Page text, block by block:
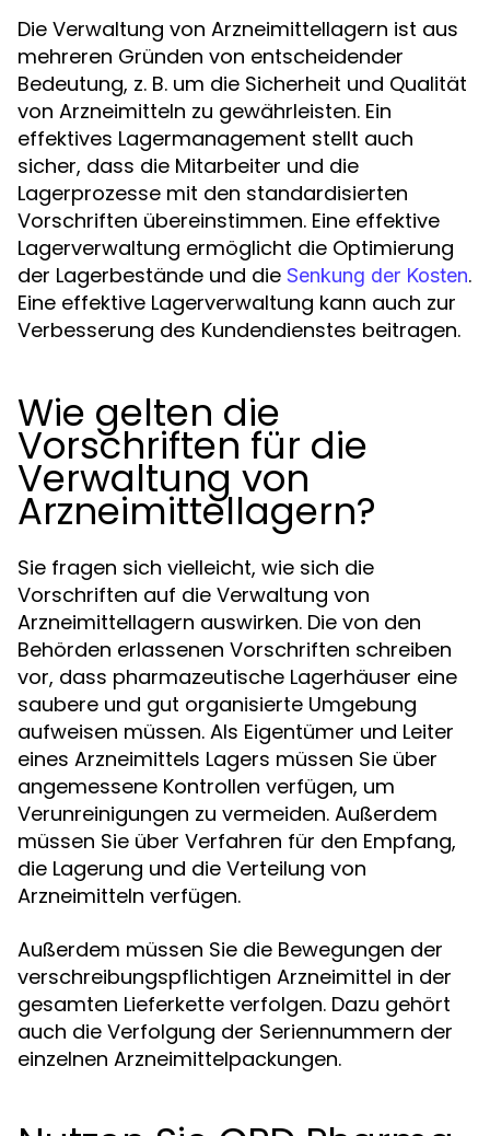
Die Verwaltung von Arzneimittellagern ist aus
mehreren Gründen von entscheidender
Bedeutung, z. B. um die Sicherheit und Qualität
von Arzneimitteln zu gewährleisten. Ein
effektives Lagermanagement stellt auch
sicher, dass die Mitarbeiter und die
Lagerprozesse mit den standardisierten
Vorschriften übereinstimmen. Eine effektive
Lagerverwaltung ermöglicht die Optimierung
der Lagerbestände und die Senkung der Kosten.
Eine effektive Lagerverwaltung kann auch zur
Verbesserung des Kundendienstes beitragen.
Wie gelten die
Vorschriften für die
Verwaltung von
Arzneimittellagern?
Sie fragen sich vielleicht, wie sich die
Vorschriften auf die Verwaltung von
Arzneimittellagern auswirken. Die von den
Behörden erlassenen Vorschriften schreiben
vor, dass pharmazeutische Lagerhäuser eine
saubere und gut organisierte Umgebung
aufweisen müssen. Als Eigentümer und Leiter
eines Arzneimittels Lagers müssen Sie über
angemessene Kontrollen verfügen, um
Verunreinigungen zu vermeiden. Außerdem
müssen Sie über Verfahren für den Empfang,
die Lagerung und die Verteilung von
Arzneimitteln verfügen.
Außerdem müssen Sie die Bewegungen der
verschreibungspflichtigen Arzneimittel in der
gesamten Lieferkette verfolgen. Dazu gehört
auch die Verfolgung der Seriennummern der
einzelnen Arzneimittelpackungen.